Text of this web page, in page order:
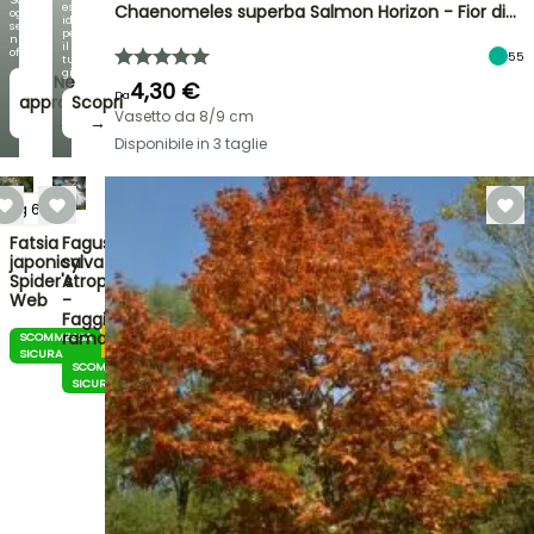
ogni
settimana
nuove
offerte
Ne
approfitto!
→
esclusiva,
ideali
per
il
tuo
giardino!
Scopri
→
Chaenomeles superba Salmon Horizon - Fior di…
55
Da4,30 €
Vasetto da 8/9 cm
Disponibile in 3 taglie
10 g 6 h
Fatsia
japonica
Spider's
Web
SCOMMESSA
SICURA
VENDITA
FLASH
Fagus
sylvatica
Atropurpurea
-
Faggio
ramato
SCOMMESSA
SICURA